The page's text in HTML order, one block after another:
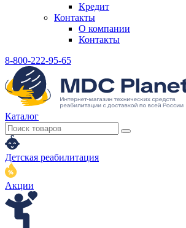
Кредит
Контакты
О компании
Контакты
8-800-222-95-65
Каталог
Детская реабилитация
Акции